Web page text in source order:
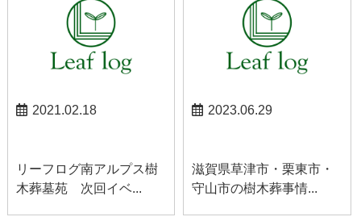
2021.02.18
リーフログ南アルプス樹
木葬墓苑 次回イベ...
2023.06.29
滋賀県草津市・栗東市・
守山市の樹木葬事情...